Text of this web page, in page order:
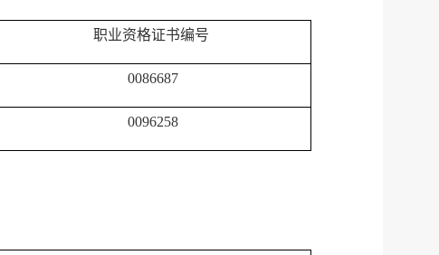
职业资格证书编号
0086687
0096258